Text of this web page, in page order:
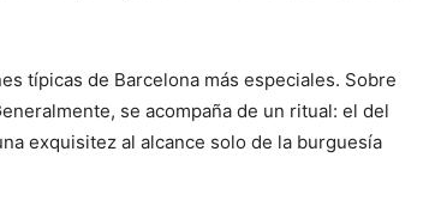
típicas de Barcelona más especiales. Sobre
se acompaña de un ritual: el del
exquisitez al alcance solo de la burguesía